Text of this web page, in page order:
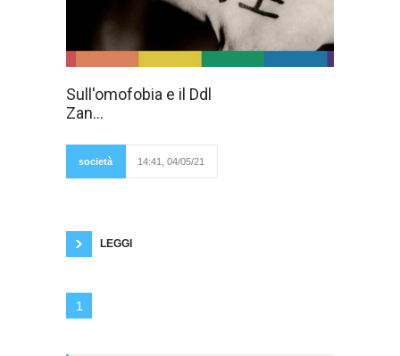
Sull'omofobia e il Ddl
Zan...
società 14:41, 04/05/21
LEGGI
1